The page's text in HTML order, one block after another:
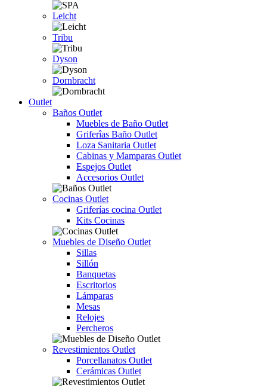
Leicht
Tribu
Dyson
Dornbracht
Outlet
Baños Outlet
Muebles de Baño Outlet
Griferîas Baño Outlet
Loza Sanitaria Outlet
Cabinas y Mamparas Outlet
Espejos Outlet
Accesorios Outlet
Cocinas Outlet
Griferías cocina Outlet
Kits Cocinas
Muebles de Diseño Outlet
Sillas
Sillón
Banquetas
Escritorios
Lámparas
Mesas
Relojes
Percheros
Revestimientos Outlet
Porcellanatos Outlet
Cerámicas Outlet